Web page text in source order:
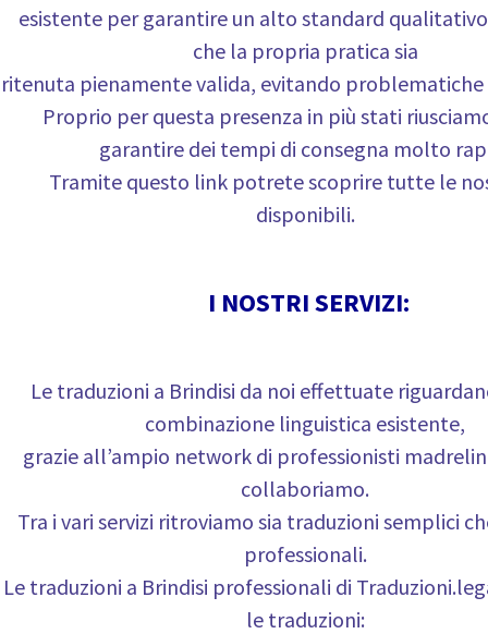
esistente per garantire un alto standard
che la propria pratica sia
ritenuta pienamente valida, evitando
Proprio per questa presenza in più stati
garantire dei tempi di consegna molto
Tramite questo link potrete scoprire tutte le
disponibili.
I NOSTRI SERVIZI:
Le traduzioni a Brindisi da noi effettuate
combinazione linguistica esistente,
grazie all’ampio network di professionisti
collaboriamo.
Tra i vari servizi ritroviamo sia traduzioni semplici
professionali.
Le traduzioni a Brindisi professionali di
le traduzioni: